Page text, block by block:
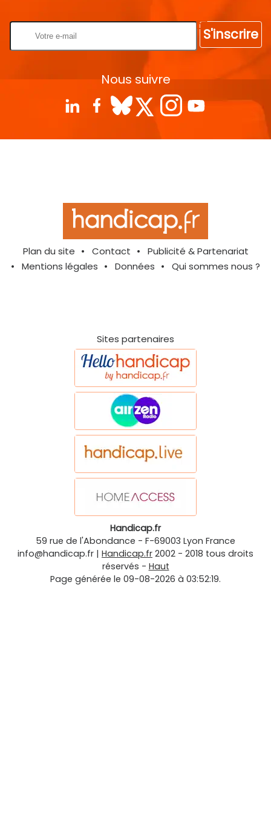
S'inscrire
Nous suivre
Plan du site Contact
Publicité & Partenariat
Mentions légales
Données Qui sommes nous ?
Sites partenaires
Handicap.fr
59 rue de l'Abondance - F-69003 Lyon France
info@handicap.fr | Handicap.fr 2002 - 2018 tous droits
réservés - Haut
Page générée le 09-08-2026 à 03:52:19.